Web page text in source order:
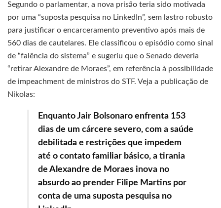
Segundo o parlamentar, a nova prisão teria sido motivada
por uma “suposta pesquisa no LinkedIn”, sem lastro robusto
para justificar o encarceramento preventivo após mais de
560 dias de cautelares. Ele classificou o episódio como sinal
de “falência do sistema” e sugeriu que o Senado deveria
“retirar Alexandre de Moraes”, em referência à possibilidade
de impeachment de ministros do STF. Veja a publicação de
Nikolas:
Enquanto Jair Bolsonaro enfrenta 153
dias de um cárcere severo, com a saúde
debilitada e restrições que impedem
até o contato familiar básico, a tirania
de Alexandre de Moraes inova no
absurdo ao prender Filipe Martins por
conta de uma suposta pesquisa no